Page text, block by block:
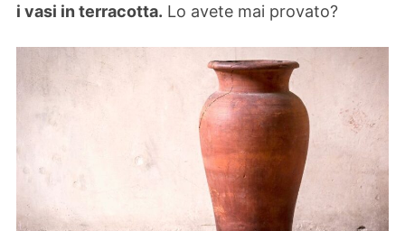
i vasi in terracotta. Lo avete mai provato?